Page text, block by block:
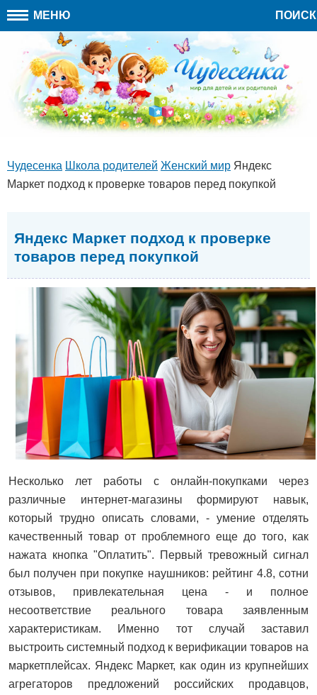
МЕНЮ ПОИСК
Чудесенка Школа родителей Женский мир Яндекс
Маркет подход к проверке товаров перед покупкой
Яндекс Маркет подход к проверке
товаров перед покупкой
Несколько лет работы с онлайн-покупками через
различные интернет-магазины формируют навык,
который трудно описать словами, - умение отделять
качественный товар от проблемного еще до того, как
нажата кнопка "Оплатить". Первый тревожный сигнал
был получен при покупке наушников: рейтинг 4.8, сотни
отзывов, привлекательная цена - и полное
несоответствие реального товара заявленным
характеристикам. Именно тот случай заставил
выстроить системный подход к верификации товаров на
маркетплейсах. Яндекс Маркет, как один из крупнейших
агрегаторов предложений российских продавцов,